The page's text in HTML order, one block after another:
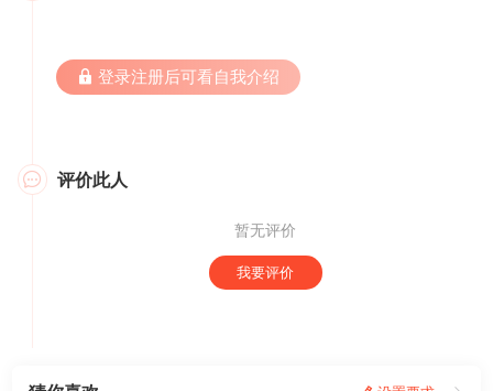
 登录注册后可看自我介绍
 评价此人
暂无评价
我要评价